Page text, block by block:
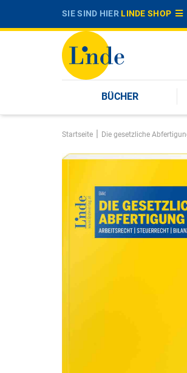
SIE SIND HIERLINDE SHOP
BÜCHER
Startseite | Die gesetzliche